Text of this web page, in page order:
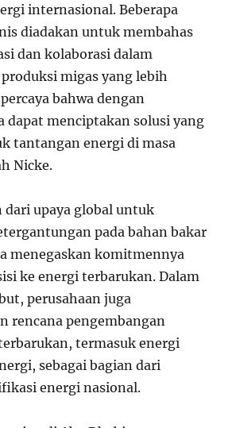
internasional. Beberapa
diadakan untuk membahas
dan kolaborasi dalam
migas yang lebih
bahwa dengan
dapat menciptakan solusi yang
tantangan energi di masa
Nicke.
dari upaya global untuk
pada bahan bakar
menegaskan komitmennya
ke energi terbarukan. Dalam
perusahaan juga
rencana pengembangan
termasuk energi
sebagai bagian dari
energi nasional.